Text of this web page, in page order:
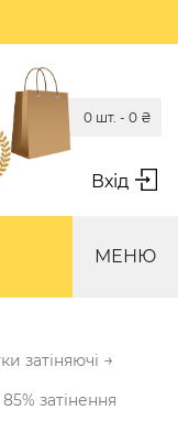
Вхід
0 шт. - 0 ₴
МЕНЮ
затіняючі →
затінення